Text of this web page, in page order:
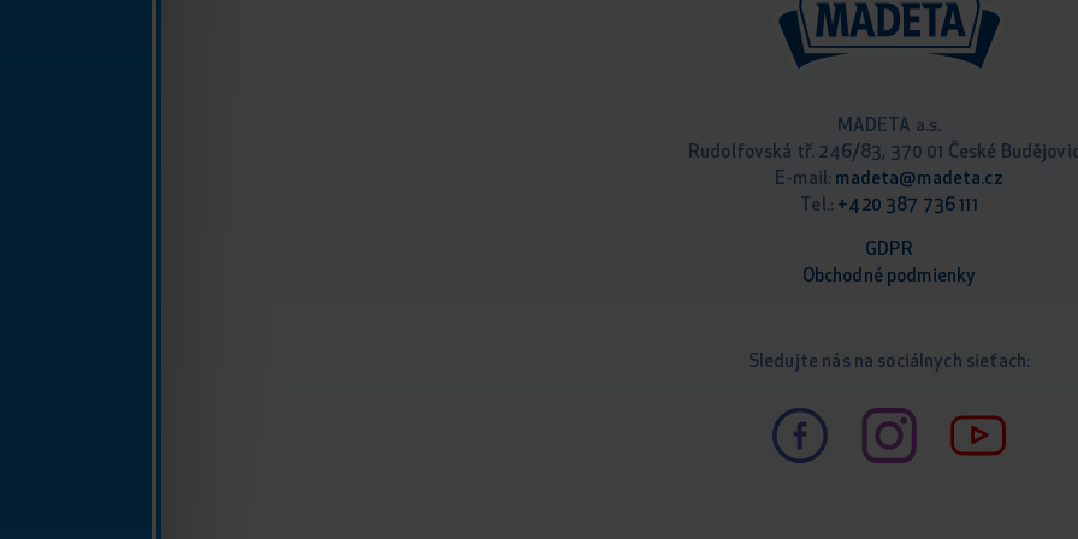
MADETA a.s.
Rudolfovská tř. 246/83, 370 01 České
E-mail: madeta@madeta.cz
Tel.: +420 387 736 111
GDPR
Obchodné podm ienky
Sledujte nás na sociálnych sieťach: